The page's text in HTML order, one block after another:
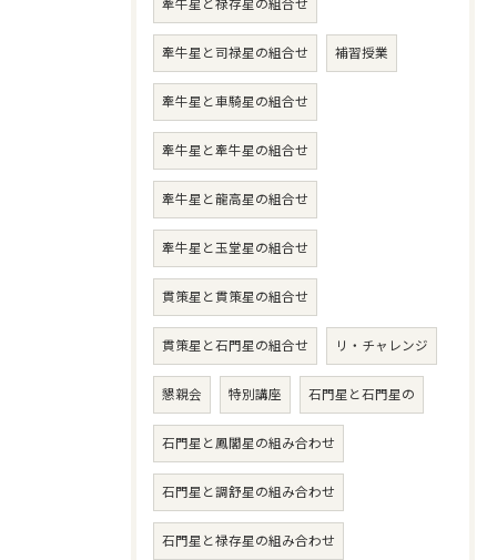
牽牛星と禄存星の組合せ
牽牛星と司禄星の組合せ 補習授業
牽牛星と車騎星の組合せ
牽牛星と牽牛星の組合せ
牽牛星と龍高星の組合せ
牽牛星と玉堂星の組合せ
貫策星と貫策星の組合せ
貫策星と石門星の組合せ リ・チャレンジ
懇親会 特別講座 石門星と石門星の
石門星と鳳閣星の組み合わせ
石門星と調舒星の組み合わせ
石門星と禄存星の組み合わせ